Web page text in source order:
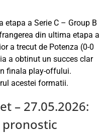
a Serie C – Group B
din ultima etapa a
a trecut de Potenza (0-0
a obtinut un succes clar
finala play-offului.
acestei formatii.
– 27.05.2026:
pronostic